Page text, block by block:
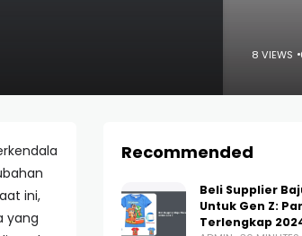
8 VIEWS
ini,
yang
Recommended
Beli Supplier
Untuk Gen Z:
Terlengkap